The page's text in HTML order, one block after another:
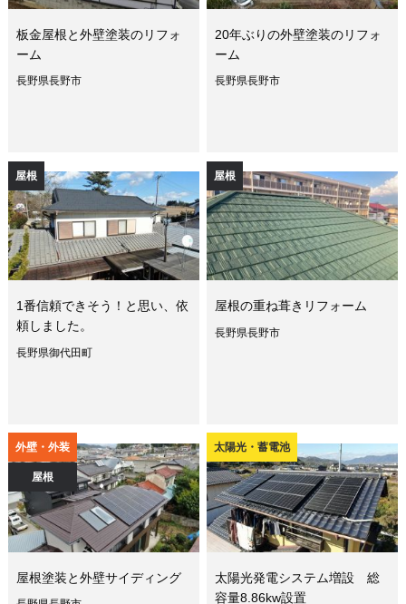
板金屋根と外壁塗装のリフォ
ーム
長野県長野市
20年ぶりの外壁塗装のリフォ
ーム
長野県長野市
屋根
1番信頼できそう！と思い、依
頼しました。
長野県御代田町
屋根
屋根の重ね葺きリフォーム
長野県長野市
外壁・外装
屋根
屋根塗装と外壁サイディング
太陽光・蓄電池
太陽光発電システム増設 総
容量8.86kw設置